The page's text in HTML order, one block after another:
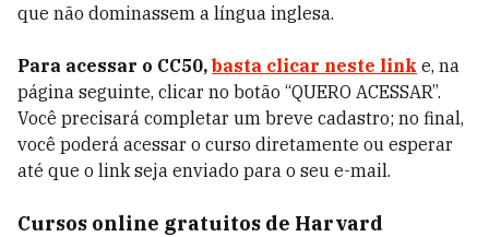
que não dominassem a língua inglesa.
Para acessar o CC50, basta clicar neste link e, na
página seguinte, clicar no botão “QUERO ACESSAR”.
Você precisará completar um breve cadastro; no final,
você poderá acessar o curso diretamente ou esperar
até que o link seja enviado para o seu e-mail.
Cursos online gratuitos de Harvard